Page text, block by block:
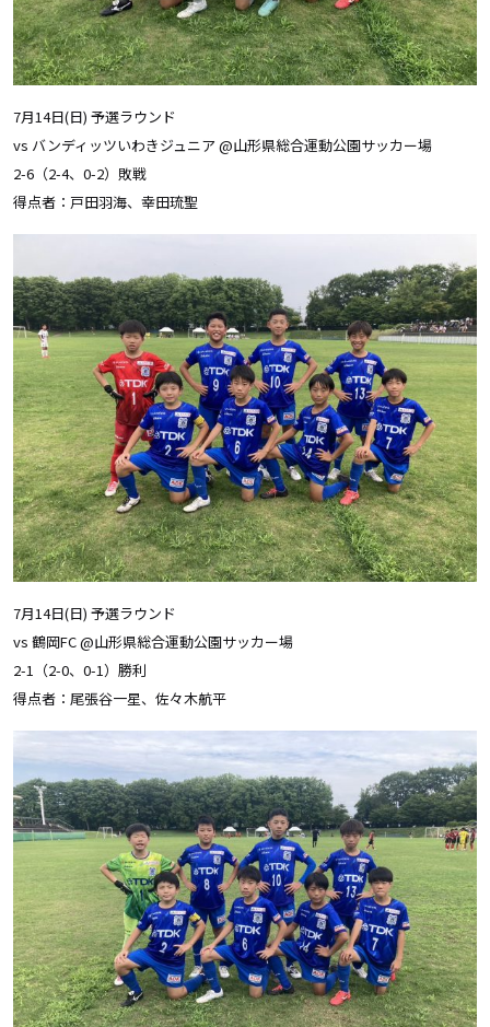
7月14日(日) 予選ラウンド
vs バンディッツいわきジュニア @山形県総合運動公園サッカー場
2-6（2-4、0-2）敗戦
得点者：戸田羽海、幸田琉聖
7月14日(日) 予選ラウンド
vs 鶴岡FC @山形県総合運動公園サッカー場
2-1（2-0、0-1）勝利
得点者：尾張谷一星、佐々木航平